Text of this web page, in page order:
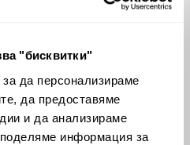
"бисквитки"
за да персонализираме
да предоставяме
и да анализираме
информация за
интелект(65)